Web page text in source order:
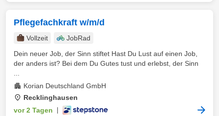
Pflegefachkraft w/m/d
Vollzeit
JobRad
Dein neuer Job, der Sinn stiftet Hast Du Lust auf einen Job,
der anders ist? Bei dem Du Gutes tust und erlebst, der Sinn
Korian Deutschland GmbH
Recklinghausen
vor 2 Tagen